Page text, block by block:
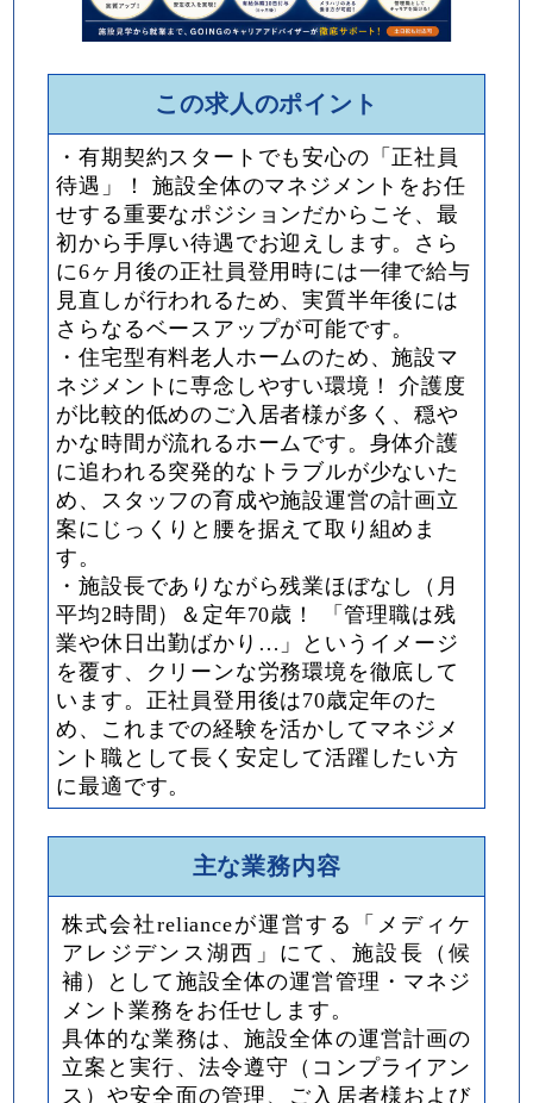
この求人のポイント
・有期契約スタートでも安心の「正社員
待遇」！ 施設全体のマネジメントをお任
せする重要なポジションだからこそ、最
初から手厚い待遇でお迎えします。さら
に6ヶ月後の正社員登用時には一律で給与
見直しが行われるため、実質半年後には
さらなるベースアップが可能です。
・住宅型有料老人ホームのため、施設マ
ネジメントに専念しやすい環境！ 介護度
が比較的低めのご入居者様が多く、穏や
かな時間が流れるホームです。身体介護
に追われる突発的なトラブルが少ないた
め、スタッフの育成や施設運営の計画立
案にじっくりと腰を据えて取り組めま
す。
・施設長でありながら残業ほぼなし（月
平均2時間）＆定年70歳！ 「管理職は残
業や休日出勤ばかり…」というイメージ
を覆す、クリーンな労務環境を徹底して
います。正社員登用後は70歳定年のた
め、これまでの経験を活かしてマネジメ
ント職として長く安定して活躍したい方
に最適です。
主な業務内容
株式会社relianceが運営する「メディケ
アレジデンス湖西」にて、施設長（候
補）として施設全体の運営管理・マネジ
メント業務をお任せします。
具体的な業務は、施設全体の運営計画の
立案と実行、法令遵守（コンプライアン
ス）や安全面の管理、ご入居者様および